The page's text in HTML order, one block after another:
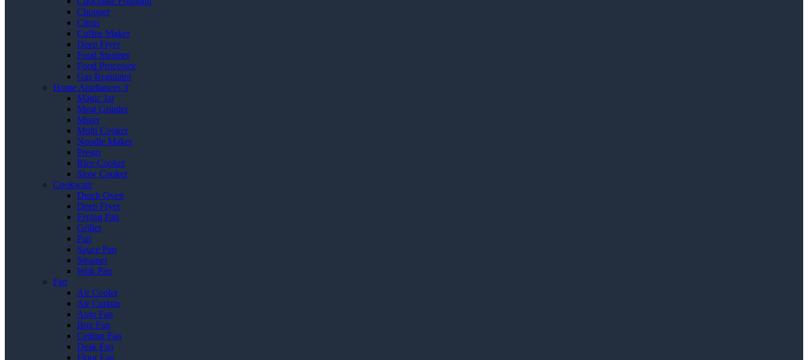
Chopper
Citrus
Coffee Maker
Deep Fryer
Food Steamer
Food Processor
Gas Regulator
Home Appliances 3
Magic Jar
Meat Grinder
Mixer
Multi Cooker
Noodle Maker
Presto
Rice Cooker
Slow Cooker
Cookware
Dutch Oven
Deep Fryer
Frying Pan
Griller
Pan
Sauce Pan
Steamer
Wok Pan
Fan
Air Cooler
Air Curtain
Auto Fan
Box Fan
Ceiling Fan
Desk Fan
Floor Fan